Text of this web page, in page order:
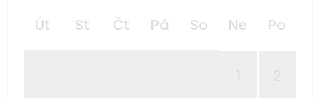
Út St Čt Pá So Ne Po